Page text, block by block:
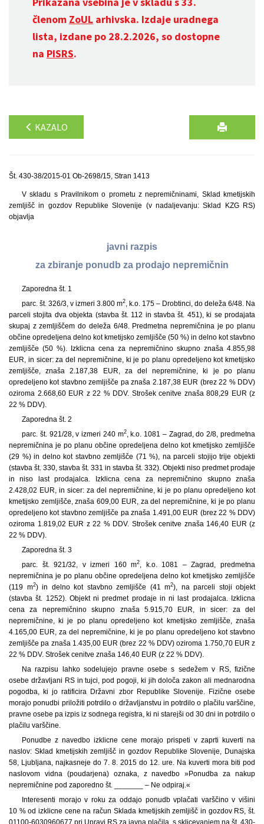
členom ZoUL arhivska. Izdaje uradnega
lista, izdane po 28.2.2026, so dostopne
na PISRS.
KAZALO
Št. 430-38/2015-01 Ob-2698/15, Stran 1413
V skladu s Pravilnikom o prometu z nepremičninami, Sklad kmetijskih
zemljišč in gozdov Republike Slovenije (v nadaljevanju: Sklad KZG RS)
objavlja
javni razpis
za zbiranje ponudb za prodajo nepremičnin
Zaporedna št. 1
parc. št. 326/3, v izmeri 3.800 m2, k.o. 175 – Drobtinci, do deleža 6/48. Na
parceli stojita dva objekta (stavba št. 112 in stavba št. 451), ki se prodajata
skupaj z zemljiščem do deleža 6/48. Predmetna nepremičnina je po planu
občine opredeljena delno kot kmetijsko zemljišče (50 %) in delno kot stavbno
zemljišče (50 %). Izklicna cena za nepremičnino skupno znaša 4.855,98
EUR, in sicer: za del nepremičnine, ki je po planu opredeljeno kot kmetijsko
zemljišče, znaša 2.187,38 EUR, za del nepremičnine, ki je po planu
opredeljeno kot stavbno zemljišče pa znaša 2.187,38 EUR (brez 22 % DDV)
oziroma 2.668,60 EUR z 22 % DDV. Strošek cenitve znaša 808,29 EUR (z
22 % DDV).
Zaporedna št. 2
parc. št. 921/28, v izmeri 240 m2, k.o. 1081 – Zagrad, do 2/8, predmetna
nepremičnina je po planu občine opredeljena delno kot kmetijsko zemljišče
(29 %) in delno kot stavbno zemljišče (71 %), na parceli stojijo trije objekti
(stavba št. 330, stavba št. 331 in stavba št. 332). Objekti niso predmet prodaje
in niso last prodajalca. Izklicna cena za nepremičnino skupno znaša
2.428,02 EUR, in sicer: za del nepremičnine, ki je po planu opredeljeno kot
kmetijsko zemljišče, znaša 609,00 EUR, za del nepremičnine, ki je po planu
opredeljeno kot stavbno zemljišče pa znaša 1.491,00 EUR (brez 22 % DDV)
oziroma 1.819,02 EUR z 22 % DDV. Strošek cenitve znaša 146,40 EUR (z
22 % DDV).
Zaporedna št. 3
parc. št. 921/32, v izmeri 160 m2, k.o. 1081 – Zagrad, predmetna
nepremičnina je po planu občine opredeljena delno kot kmetijsko zemljišče
(119 m2) in delno kot stavbno zemljišče (41 m2), na parceli stoji objekt
(stavba št. 1252). Objekt ni predmet prodaje in ni last prodajalca. Izklicna
cena za nepremičnino skupno znaša 5.915,70 EUR, in sicer: za del
nepremičnine, ki je po planu opredeljeno kot kmetijsko zemljišče, znaša
4.165,00 EUR, za del nepremičnine, ki je po planu opredeljeno kot stavbno
zemljišče pa znaša 1.435,00 EUR (brez 22 % DDV) oziroma 1.750,70 EUR z
22 % DDV. Strošek cenitve znaša 146,40 EUR (z 22 % DDV).
Na razpisu lahko sodelujejo pravne osebe s sedežem v RS, fizične
osebe državljani RS in tujci, pod pogoji, ki jih določa zakon ali mednarodna
pogodba, ki jo ratificira Državni zbor Republike Slovenije. Fizične osebe
morajo ponudbi priložiti potrdilo o državljanstvu in potrdilo o plačilu varščine,
pravne osebe pa izpis iz sodnega registra, ki ni starejši od 30 dni in potrdilo o
plačilu varščine.
Ponudbe z navedbo izklicne cene morajo prispeti v zaprti kuverti na
naslov: Sklad kmetijskih zemljišč in gozdov Republike Slovenije, Dunajska
58, Ljubljana, najkasneje do 7. 8. 2015 do 12. ure. Na kuverti mora biti pod
naslovom vidna (poudarjena) oznaka, z navedbo »Ponudba za nakup
nepremičnine pod zaporedno št. _______ – Ne odpiraj.«
Interesenti morajo v roku za oddajo ponudb vplačati varščino v višini
10 % od izklicne cene na račun Sklada kmetijskih zemljišč in gozdov RS, št.
01100-6030960677 pri Upravi RS za javna plačila, s sklicevanjem na št. 430-